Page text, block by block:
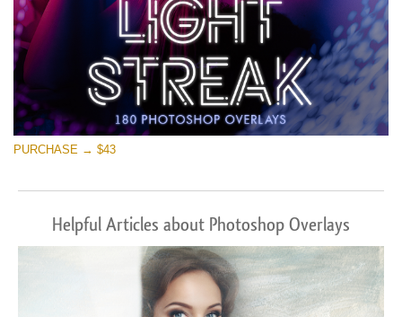
PURCHASE → $43
Helpful Articles about Photoshop Overlays